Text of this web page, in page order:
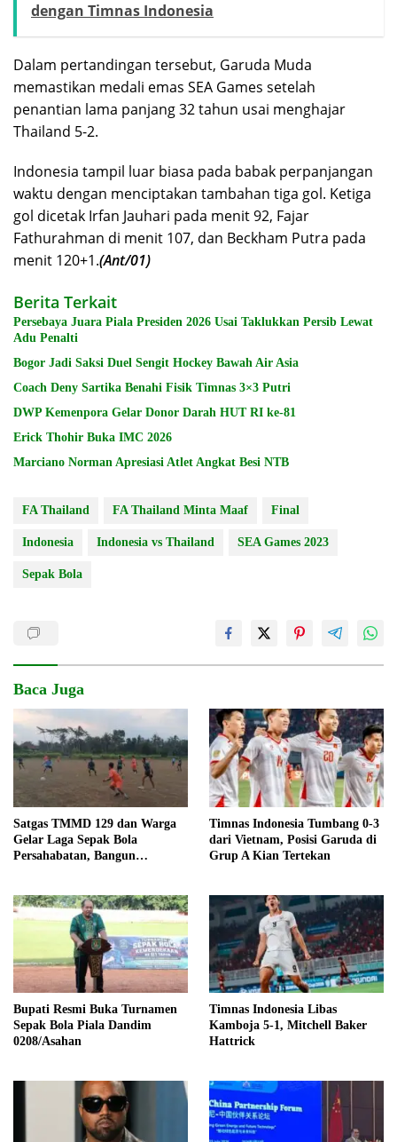
dengan Timnas Indonesia
Dalam pertandingan tersebut, Garuda Muda
memastikan medali emas SEA Games setelah
penantian lama panjang 32 tahun usai menghajar
Thailand 5-2.
Indonesia tampil luar biasa pada babak perpanjangan
waktu dengan menciptakan tambahan tiga gol. Ketiga
gol dicetak Irfan Jauhari pada menit 92, Fajar
Fathurahman di menit 107, dan Beckham Putra pada
menit 120+1.(Ant/01)
Berita Terkait
Persebaya Juara Piala Presiden 2026 Usai Taklukkan Persib Lewat
Adu Penalti
Bogor Jadi Saksi Duel Sengit Hockey Bawah Air Asia
Coach Deny Sartika Benahi Fisik Timnas 3×3 Putri
DWP Kemenpora Gelar Donor Darah HUT RI ke-81
Erick Thohir Buka IMC 2026
Marciano Norman Apresiasi Atlet Angkat Besi NTB
FA Thailand FA Thailand Minta Maaf Final
Indonesia Indonesia vs Thailand SEA Games 2023
Sepak Bola
Baca Juga
Satgas TMMD 129 dan Warga
Gelar Laga Sepak Bola
Persahabatan, Bangun
Timnas Indonesia Tumbang 0-3
dari Vietnam, Posisi Garuda di
Grup A Kian Tertekan
Bupati Resmi Buka Turnamen
Sepak Bola Piala Dandim
0208/Asahan
Timnas Indonesia Libas
Kamboja 5-1, Mitchell Baker
Hattrick